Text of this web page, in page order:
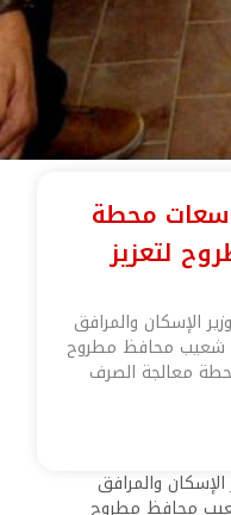
محطة
لتعزيز
الإسكان والمرافق
شعيب محافظ مطروح
معالجة الصرف
والمرافق
شعيب محافظ مطروح